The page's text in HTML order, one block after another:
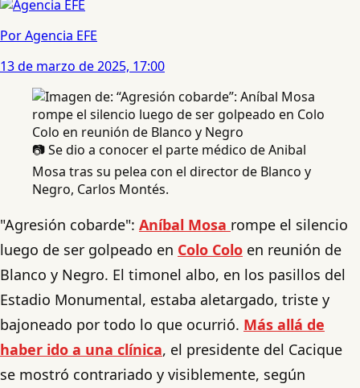
Por Agencia EFE
13 de marzo de 2025, 17:00
📷 Se dio a conocer el parte médico de Anibal
Mosa tras su pelea con el director de Blanco y
Negro, Carlos Montés.
"Agresión cobarde": Aníbal Mosa rompe el silencio
luego de ser golpeado en Colo Colo en reunión de
Blanco y Negro. El timonel albo, en los pasillos del
Estadio Monumental, estaba aletargado, triste y
bajoneado por todo lo que ocurrió. Más allá de
haber ido a una clínica, el presidente del Cacique
se mostró contrariado y visiblemente, según